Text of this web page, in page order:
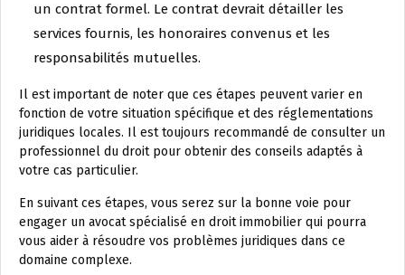
un contrat formel. Le contrat devrait détailler les
services fournis, les honoraires convenus et les
responsabilités mutuelles.
Il est important de noter que ces étapes peuvent varier en
fonction de votre situation spécifique et des réglementations
juridiques locales. Il est toujours recommandé de consulter un
professionnel du droit pour obtenir des conseils adaptés à
votre cas particulier.
En suivant ces étapes, vous serez sur la bonne voie pour
engager un avocat spécialisé en droit immobilier qui pourra
vous aider à résoudre vos problèmes juridiques dans ce
domaine complexe.